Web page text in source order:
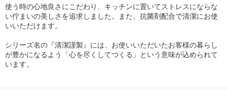
使う時の心地良さにこだわり、キッチンに置いてストレスにならな
い佇まいの美しさを追求しました。また、抗菌剤配合で清潔にお使
いいただけます。
シリーズ名の『清潔謹製』には、お使いいただいたお客様の暮らし
が豊かになるよう「心を尽くしてつくる」という意味が込められて
います。